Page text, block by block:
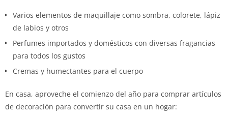
Varios elementos de maquillaje como sombra, colorete, lápiz
de labios y otros
Perfumes importados y domésticos con diversas fragancias
para todos los gustos
Cremas y humectantes para el cuerpo
En casa, aproveche el comienzo del año para comprar artículos
de decoración para convertir su casa en un hogar: